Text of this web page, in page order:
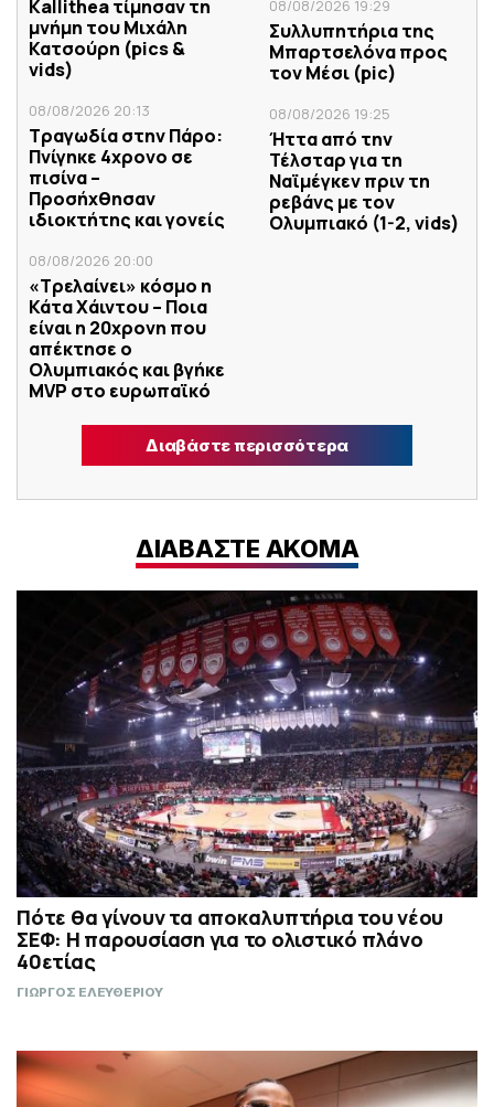
Kallithea τίμησαν τη
μνήμη του Μιχάλη
Κατσούρη (pics &
vids)
08/08/2026 20:13
Τραγωδία στην Πάρο:
Πνίγηκε 4χρονο σε
πισίνα –
Προσήχθησαν
ιδιοκτήτης και γονείς
08/08/2026 20:00
«Τρελαίνει» κόσμο η
Κάτα Χάιντου – Ποια
είναι η 20χρονη που
απέκτησε ο
Ολυμπιακός και βγήκε
MVP στο ευρωπαϊκό
08/08/2026 19:29
Συλλυπητήρια της
Μπαρτσελόνα προς
τον Μέσι (pic)
08/08/2026 19:25
Ήττα από την
Τέλσταρ για τη
Ναϊμέγκεν πριν τη
ρεβάνς με τον
Ολυμπιακό (1-2, vids)
Διαβάστε περισσότερα
ΔΙΑΒΑΣΤΕ ΑΚΟΜΑ
Πότε θα γίνουν τα αποκαλυπτήρια του νέου
ΣΕΦ: Η παρουσίαση για το ολιστικό πλάνο
40ετίας
ΓΙΩΡΓΟΣ ΕΛΕΥΘΕΡΙΟΥ